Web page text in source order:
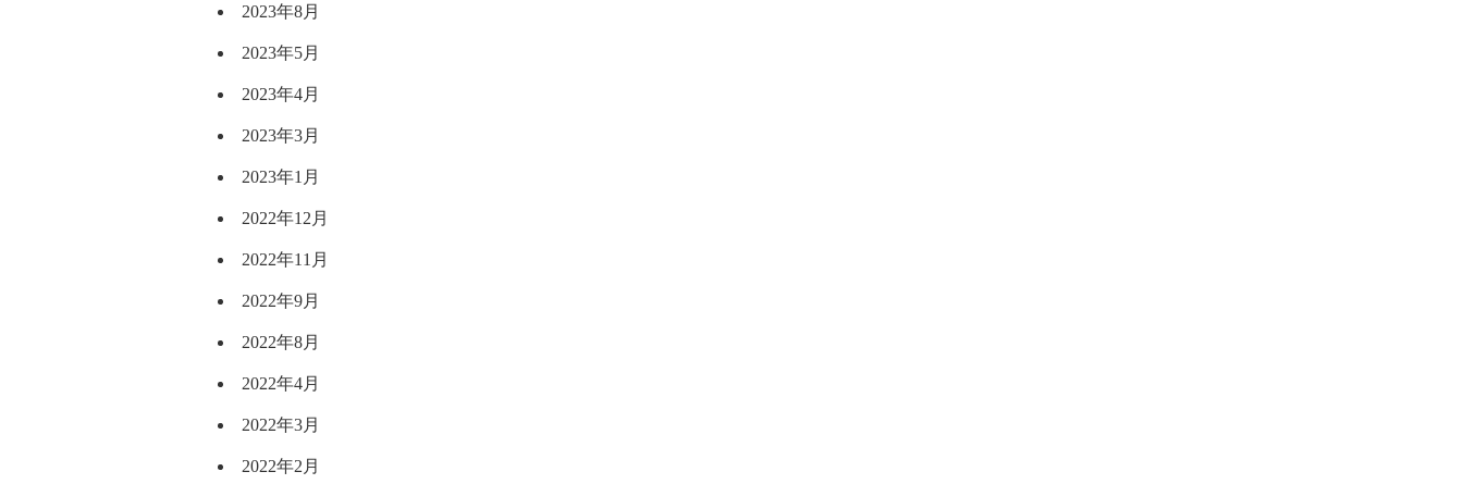
2023年8月
2023年5月
2023年4月
2023年3月
2023年1月
2022年12月
2022年11月
2022年9月
2022年8月
2022年4月
2022年3月
2022年2月